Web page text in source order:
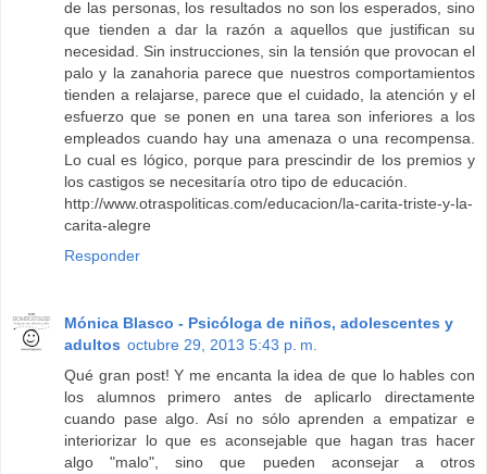
de las personas, los resultados no son los esperados, sino
que tienden a dar la razón a aquellos que justifican su
necesidad. Sin instrucciones, sin la tensión que provocan el
palo y la zanahoria parece que nuestros comportamientos
tienden a relajarse, parece que el cuidado, la atención y el
esfuerzo que se ponen en una tarea son inferiores a los
empleados cuando hay una amenaza o una recompensa.
Lo cual es lógico, porque para prescindir de los premios y
los castigos se necesitaría otro tipo de educación.
http://www.otraspoliticas.com/educacion/la-carita-triste-y-la-
carita-alegre
Responder
Mónica Blasco - Psicóloga de niños, adolescentes y
adultos octubre 29, 2013 5:43 p. m.
Qué gran post! Y me encanta la idea de que lo hables con
los alumnos primero antes de aplicarlo directamente
cuando pase algo. Así no sólo aprenden a empatizar e
interiorizar lo que es aconsejable que hagan tras hacer
algo "malo", sino que pueden aconsejar a otros